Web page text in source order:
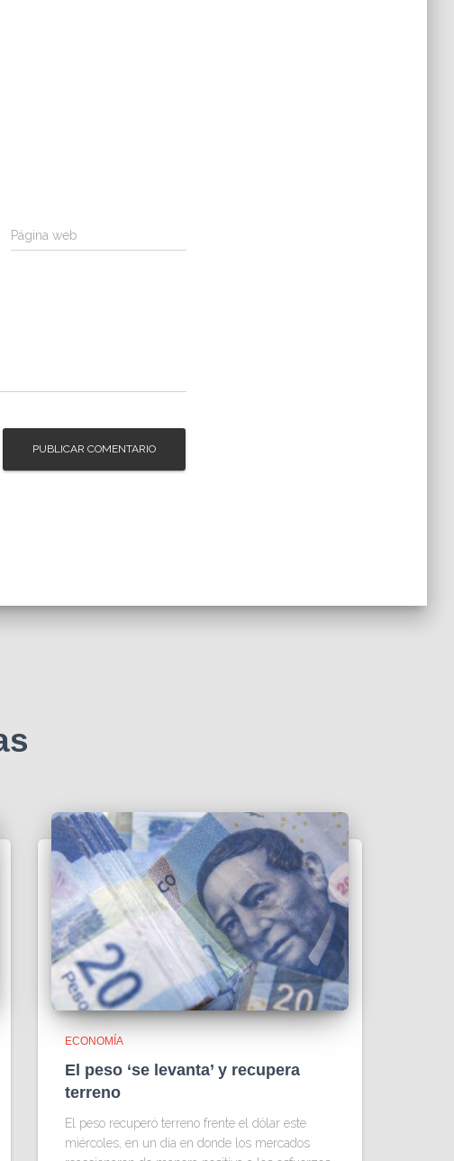
Página web
ECONOMÍA
El peso ‘se levanta’ y recupera
terreno
El peso recuperó terreno frente el dólar este
miércoles, en un día en donde los mercados